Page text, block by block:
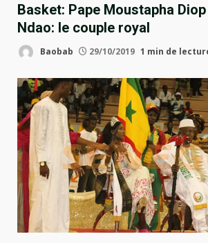
Basket: Pape Moustapha
Ndao: le couple royal
Baobab 29/10/2019 1 min de